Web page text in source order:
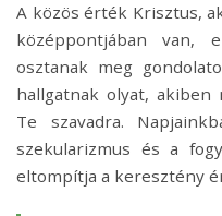
A közös érték Krisztus,
középpontjában van,
osztanak meg
hallgatnak olyat, akiben
Te szavadra.
szekularizmus és a
eltompítja a keresztény